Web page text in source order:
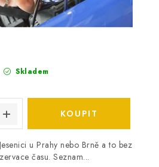
Skladem
u Prahy nebo Brně a to bez
času. Seznam...